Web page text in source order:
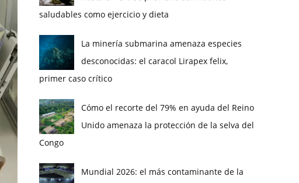
saludables como ejercicio y dieta
La minería submarina amenaza especies
desconocidas: el caracol Lirapex felix,
primer caso crítico
Cómo el recorte del 79% en ayuda del Reino
Unido amenaza la protección de la selva del
Congo
Mundial 2026: el más contaminante de la